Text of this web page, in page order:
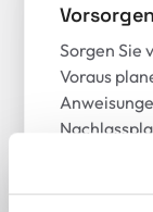
Vorsorgen
Sorgen Sie
Voraus